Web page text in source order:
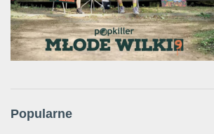
Popularne